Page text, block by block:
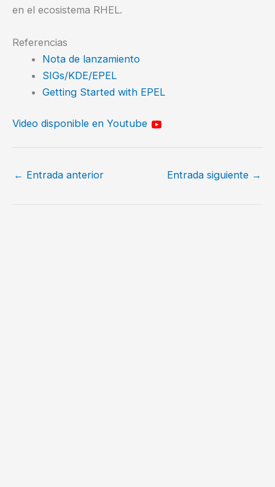
en el ecosistema RHEL.
Referencias
Nota de lanzamiento
SIGs/KDE/EPEL
Getting Started with EPEL
Video disponible en Youtube
← Entrada anterior Entrada siguiente →